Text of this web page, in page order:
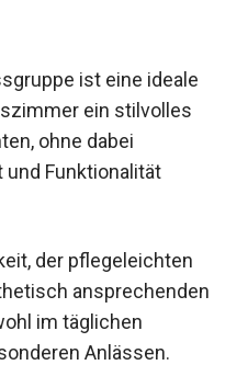
ist eine ideale
ein stilvolles
ohne dabei
und Funktionalität
der pflegeleichten
ansprechenden
im täglichen
Anlässen.